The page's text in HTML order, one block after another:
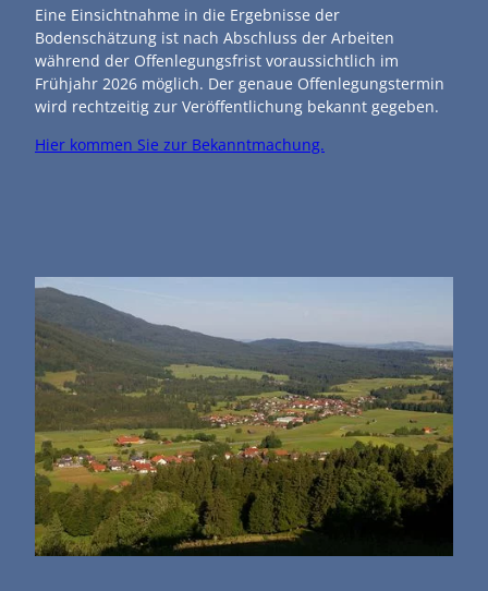
Eine Einsichtnahme in die Ergebnisse der
Bodenschätzung ist nach Abschluss der Arbeiten
während der Offenlegungsfrist voraussichtlich im
Frühjahr 2026 möglich. Der genaue Offenlegungstermin
wird rechtzeitig zur Veröffentlichung bekannt gegeben.
Hier kommen Sie zur Bekanntmachung.